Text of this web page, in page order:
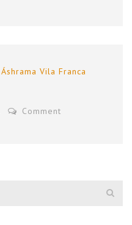
Áshrama Vila Franca
Comment